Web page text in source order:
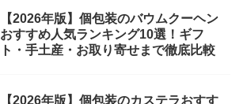
【2026年版】個包装のバウムクーヘン
おすすめ人気ランキング10選！ギフ
ト・手土産・お取り寄せまで徹底比較
【2026年版】個包装のカステラおすす